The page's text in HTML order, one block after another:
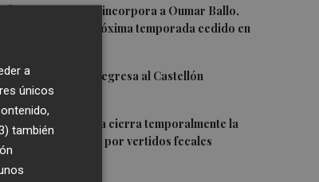
3Valencia Basket incorpora a Oumar Ballo,
que jugará la próxima temporada cedido en
4David Cubillas regresa al Castellón
5 Teulada Moraira cierra temporalmente la
playa del Portet por vertidos fecales
a
únicos
también